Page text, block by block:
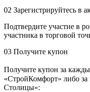
02 Зарегистрируйтесь в
Подтвердите участие в
участника в торговой
03 Получите купон
Получите купон за
«СтройКомфорт» либо
Столицы»: